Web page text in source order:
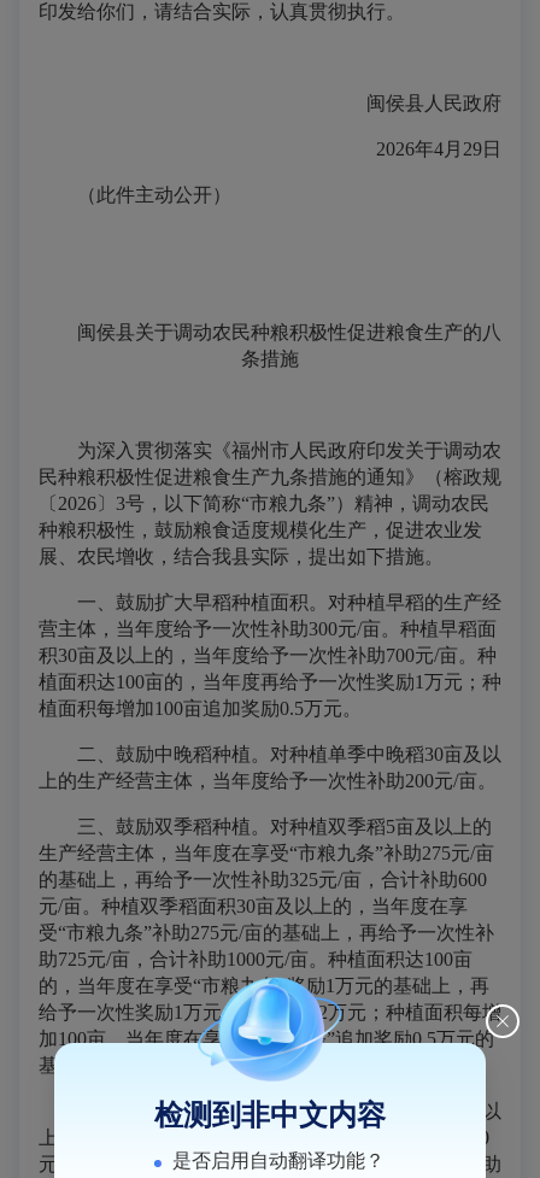
印发给你们，请结合实际，认真贯彻执行。
闽侯县人民政府
2026年4月29日
（此件主动公开）
闽侯县关于调动农民种粮积极性促进粮食生产的八
条措施
为深入贯彻落实《福州市人民政府印发关于调动农
民种粮积极性促进粮食生产九条措施的通知》（榕政规
〔2026〕3号，以下简称“市粮九条”）精神，调动农民
种粮积极性，鼓励粮食适度规模化生产，促进农业发
展、农民增收，结合我县实际，提出如下措施。
一、鼓励扩大早稻种植面积。 对种植早稻的生产经
营主体，当年度给予一次性补助300元/亩。种植早稻面
积30亩及以上的，当年度给予一次性补助700元/亩。种
植面积达100亩的，当年度再给予一次性奖励1万元；种
植面积每增加100亩追加奖励0.5万元。
二、鼓励中晚稻种植。 对种植单季中晚稻30亩及以
上的生产经营主体，当年度给予一次性补助200元/亩。
三、鼓励双季稻种植。 对种植双季稻5亩及以上的
生产经营主体，当年度在享受“市粮九条”补助275元/亩
的基础上，再给予一次性补助325元/亩，合计补助600
元/亩。种植双季稻面积30亩及以上的，当年度在享
受“市粮九条”补助275元/亩的基础上，再给予一次性补
助725元/亩，合计补助1000元/亩。种植面积达100亩
的，当年度在享受“市粮九条”奖励1万元的基础上，再
给予一次性奖励1万元，合计奖励2万元；种植面积每增
加100亩，当年度在享受“市粮九条”追加奖励0.5万元的
基础上，再追加奖励0.5万元，合计追加奖励1万元。
四、鼓励发展再生稻。对再生稻种植面积30亩及以
上的生产经营主体，当年度在享受“市粮九条”补助150
元/亩的基础上，再给予一次性补助750元/亩，合计补助
检测到非中文内容
是否启用自动翻译功能？